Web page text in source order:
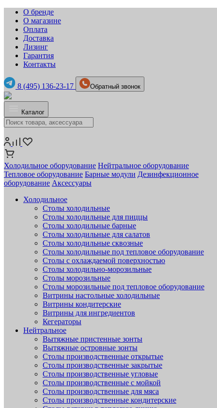
О бренде
О магазине
Оплата
Доставка
Лизинг
Гарантия
Контакты
8 (495) 136-23-17 Обратный звонок
Каталог
Холодильное оборудование Нейтральное оборудование
Тепловое оборудование Барные модули Дезинфекционное
оборудование Аксессуары
Холодильное
Столы холодильные
Столы холодильные для пиццы
Столы холодильные барные
Столы холодильные для салатов
Столы холодильные сквозные
Столы холодильные под тепловое оборудование
Столы с охлаждаемой поверхностью
Столы холодильно-морозильные
Столы морозильные
Столы морозильные под тепловое оборудование
Витрины настольные холодильные
Витрины кондитерские
Витрины для ингредиентов
Кегераторы
Нейтральное
Вытяжные пристенные зонты
Вытяжные островные зонты
Столы производственные открытые
Столы производственные закрытые
Столы производственные угловые
Столы производственные с мойкой
Столы производственные для мяса
Столы производственные кондитерские